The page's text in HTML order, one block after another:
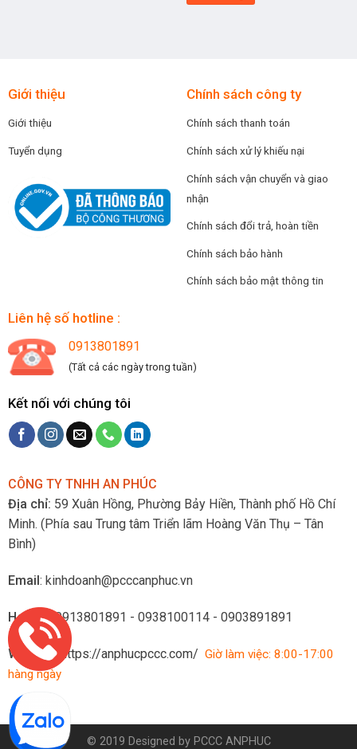
Giới thiệu
Giới thiệu
Tuyển dụng
Chính sách công ty
Chính sách thanh toán
Chính sách xử lý khiếu nại
Chính sách vận chuyển và giao
nhận
Chính sách đổi trả, hoàn tiền
Chính sách bảo hành
Chính sách bảo mật thông tin
Liên hệ số hotline :
0913801891
(Tất cả các ngày trong tuần)
Kết nối với chúng tôi
CÔNG TY TNHH AN PHÚC
Địa chỉ: 59 Xuân Hồng, Phường Bảy Hiền, Thành phố Hồ Chí
Minh. (Phía sau Trung tâm Triển lãm Hoàng Văn Thụ – Tân
Bình)
Email : kinhdoanh@pcccanphuc.vn
Hotline: 0913801891 - 0938100114 - 0903891891
Website: https://anphucpccc.com/ Giờ làm việc: 8:00-17:00
hàng ngày
© 2019 Designed by PCCC ANPHUC